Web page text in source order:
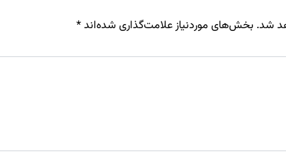
شد. بخش‌های موردنیاز علامت‌گذاری شده‌اند*